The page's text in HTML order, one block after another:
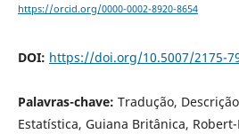
https://orcid.org/0000-0002-8920-8654
DOI: https://doi.org/10.5007/2175-
Palavras-chave: Tradução,
Estatística, Guiana Britânica,